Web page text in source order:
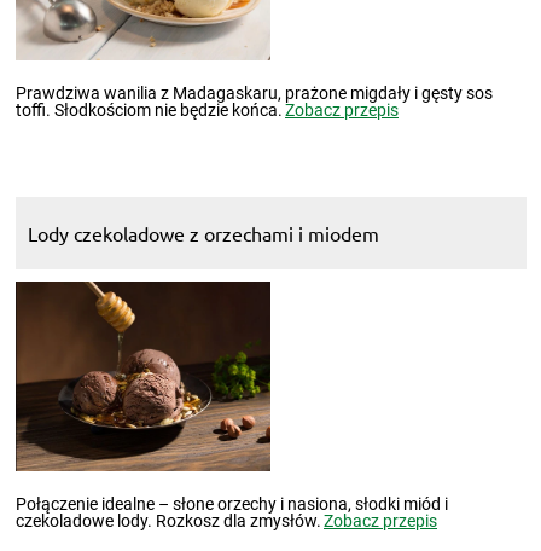
Prawdziwa wanilia z Madagaskaru, prażone migdały i gęsty sos
toffi. Słodkościom nie będzie końca.Zobacz przepis
Lody czekoladowe z orzechami i miodem
Połączenie idealne – słone orzechy i nasiona, słodki miód i
czekoladowe lody. Rozkosz dla zmysłów.Zobacz przepis